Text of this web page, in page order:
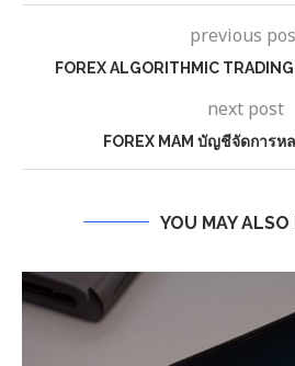
previous
FOREX ALGORITHMIC
next post
FOREX MAM บัญชีจัดการ
YOU MAY ALSO